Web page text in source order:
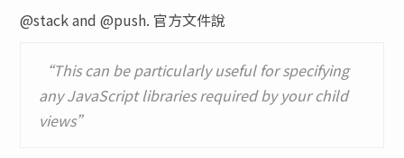
@stack and @push. 官方文件說
“This can be particularly useful for specifying
any JavaScript libraries required by your child
views”